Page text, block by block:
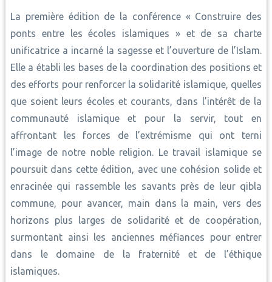
La première édition de la conférence « Construire des
ponts entre les écoles islamiques » et de sa charte
unificatrice a incarné la sagesse et l’ouverture de l’Islam.
Elle a établi les bases de la coordination des positions et
des efforts pour renforcer la solidarité islamique, quelles
que soient leurs écoles et courants, dans l’intérêt de la
communauté islamique et pour la servir, tout en
affrontant les forces de l’extrémisme qui ont terni
l’image de notre noble religion. Le travail islamique se
poursuit dans cette édition, avec une cohésion solide et
enracinée qui rassemble les savants près de leur qibla
commune, pour avancer, main dans la main, vers des
horizons plus larges de solidarité et de coopération,
surmontant ainsi les anciennes méfiances pour entrer
dans le domaine de la fraternité et de l’éthique
islamiques.